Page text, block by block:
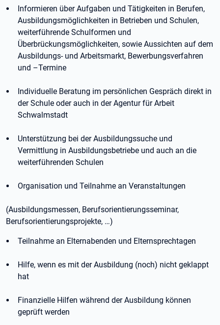
Informieren über Aufgaben und Tätigkeiten in Berufen,
Ausbildungsmöglichkeiten in Betrieben und Schulen,
weiterführende Schulformen und
Überbrückungsmöglichkeiten, sowie Aussichten auf dem
Ausbildungs- und Arbeitsmarkt, Bewerbungsverfahren
und –Termine
Individuelle Beratung im persönlichen Gespräch direkt in
der Schule oder auch in der Agentur für Arbeit
Schwalmstadt
Unterstützung bei der Ausbildungssuche und
Vermittlung in Ausbildungsbetriebe und auch an die
weiterführenden Schulen
Organisation und Teilnahme an Veranstaltungen
(Ausbildungsmessen, Berufsorientierungsseminar,
Berufsorientierungsprojekte, …)
Teilnahme an Elternabenden und Elternsprechtagen
Hilfe, wenn es mit der Ausbildung (noch) nicht geklappt
hat
Finanzielle Hilfen während der Ausbildung können
geprüft werden